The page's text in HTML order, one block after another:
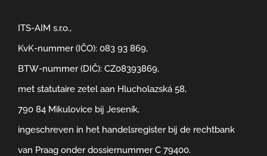
ITS-AIM s.r.o.,
KvK-nummer (IČO): 083 93 869,
BTW-nummer (DIČ): CZ08393869,
met statutaire zetel aan Hlucholazská 58,
790 84 Mikulovice bij Jeseník,
ingeschreven in het handelsregister bij de rechtbank
van Praag onder dossiernummer C 79400.